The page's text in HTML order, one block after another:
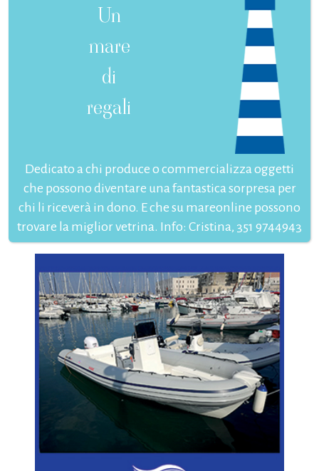
Un
mare
di
regali
Dedicato a chi produce o commercializza oggetti
che possono diventare una fantastica sorpresa per
chi li riceverà in dono. E che su mareonline possono
trovare la miglior vetrina. Info: Cristina, 351 9744943